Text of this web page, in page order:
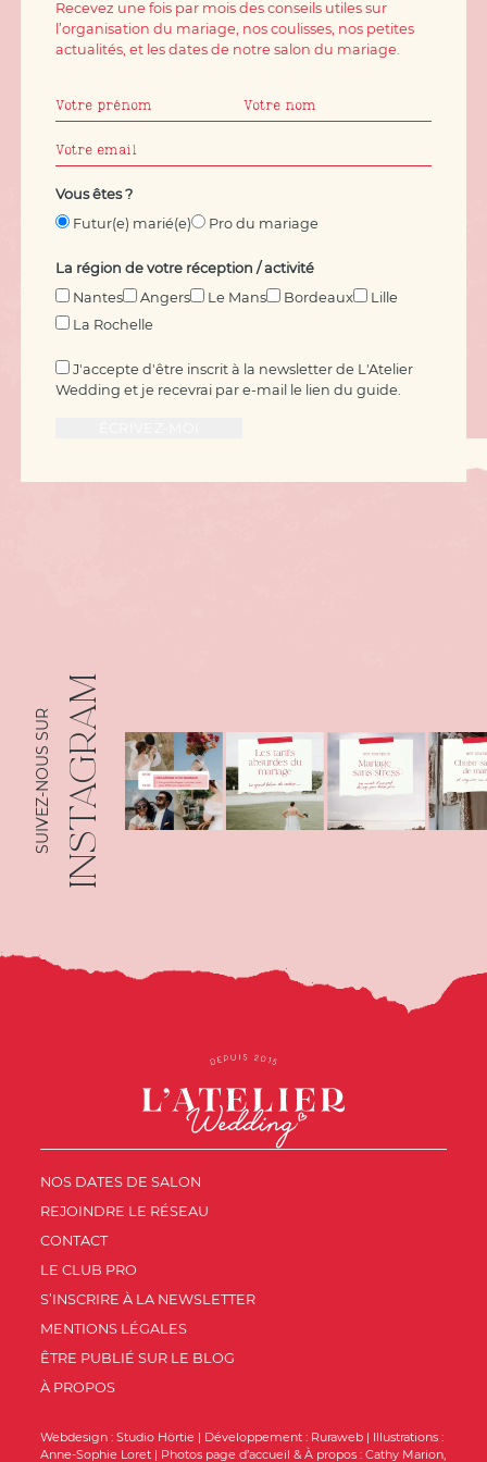
Vous êtes ?
Futur(e) marié(e)
Pro du mariage
La région de votre réception / activité
Nantes
Angers Le Mans Bordeaux
Lille
La Rochelle
J'accepte d'être inscrit à la newsletter de L'Atelier
Wedding et je recevrai par e-mail le lien du guide.
Recevez une fois par mois des conseils utiles sur
l’organisation du mariage, nos coulisses, nos petites
actualités, et les dates de notre salon du mariage.
INSTAGRAM
SUIVEZ-NOUS SUR
NOS DATES DE SALON
REJOINDRE LE RÉSEAU
CONTACT
LE CLUB PRO
S’INSCRIRE À LA NEWSLETTER
MENTIONS LÉGALES
ÊTRE PUBLIÉ SUR LE BLOG
À PROPOS
Webdesign :Studio Hörtie | Développement : Ruraweb | Illustrations :
Anne-Sophie Loret | Photos page d’accueil & À propos :Cathy Marion,